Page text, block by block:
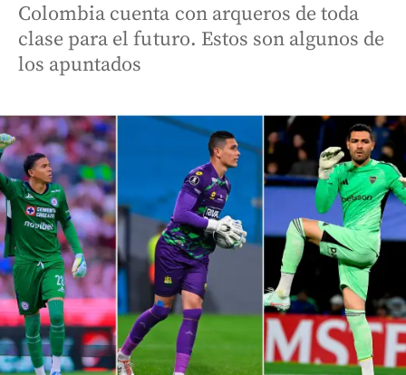
Colombia cuenta con arqueros de toda
clase para el futuro. Estos son algunos de
los apuntados